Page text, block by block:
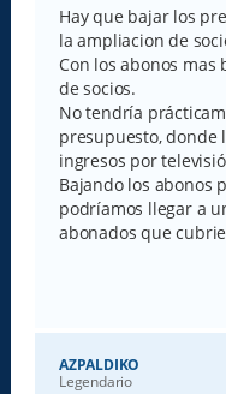
s
a
e
Hay que bajar los
la ampliacion de
Con los abonos
de socios.
No tendría
presupuesto, donde
ingresos por
Bajando los abonos
podríamos llegar a
abonados que
AZPALDIKO
Legendario